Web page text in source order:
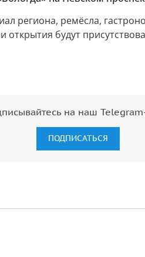
региона, ремёсла,
будут
на наш
ПОДПИСАТЬСЯ